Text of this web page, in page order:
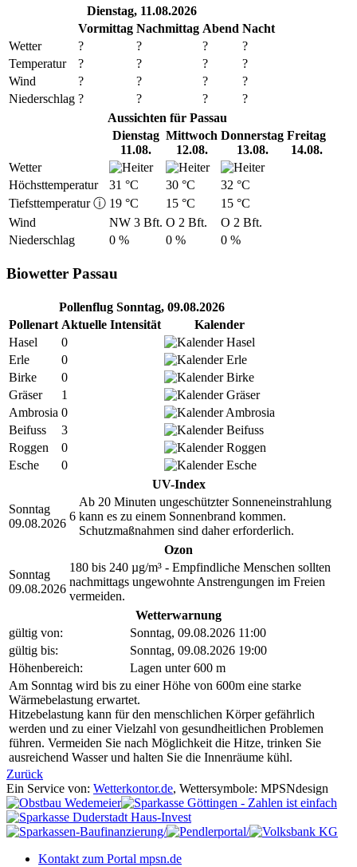
Dienstag, 11.08.2026
Vormittag Nachmittag Abend Nacht
Wetter
? ? ?
?
Temperatur
? ? ?
?
Wind
? ? ?
?
Niederschlag ? ? ?
?
Aussichten für Passau
Dienstag
11.08.
Mittwoch
12.08.
Donnerstag
13.08.
Freitag
14.08.
Wetter
Höchst­tempe­ratur
31 °C 30 °C
32 °C
Tiefst­tempe­raturⓘ 19 °C 15 °C
15 °C
Wind
NW 3 Bft. O 2 Bft.
O 2 Bft.
Nieder­schlag
0 % 0 % 0 %
Biowetter Passau
Pollenflug Sonntag, 09.08.2026
Pollenart Aktuelle Intensität
Kalender
Hasel
0
Erle
0
Birke
0
Gräser
1
Ambrosia 0
Beifuss
3
Roggen
0
Esche
0
UV-Index
Sonntag
09.08.2026
6
Ab 20 Minuten ungeschützter Sonneneinstrahlung
kann es zu einem Sonnenbrand kommen.
Schutzmaßnahmen sind daher erforderlich.
Ozon
Sonntag
09.08.2026
180 bis 240 µg/m³ - Empfindliche Menschen sollten
nachmittags ungewohnte Anstrengungen im Freien
vermeiden.
Wetterwarnung
gültig von:
Sonntag, 09.08.2026 11:00
gültig bis:
Sonntag, 09.08.2026 19:00
Höhenbereich:
Lagen unter 600 m
Am Sonntag wird bis zu einer Höhe von 600m eine starke
Wärmebelastung erwartet.
Hitzebelastung kann für den menschlichen Körper gefährlich
werden und zu einer Vielzahl von gesundheitlichen Problemen
führen. Vermeiden Sie nach Möglichkeit die Hitze, trinken Sie
ausreichend Wasser und halten Sie die Innenräume kühl.
Zurück
Ein Service von: Wetterkontor.de, Wettersymbole: MPSNdesign
Kontakt zum Portal mpsn.de